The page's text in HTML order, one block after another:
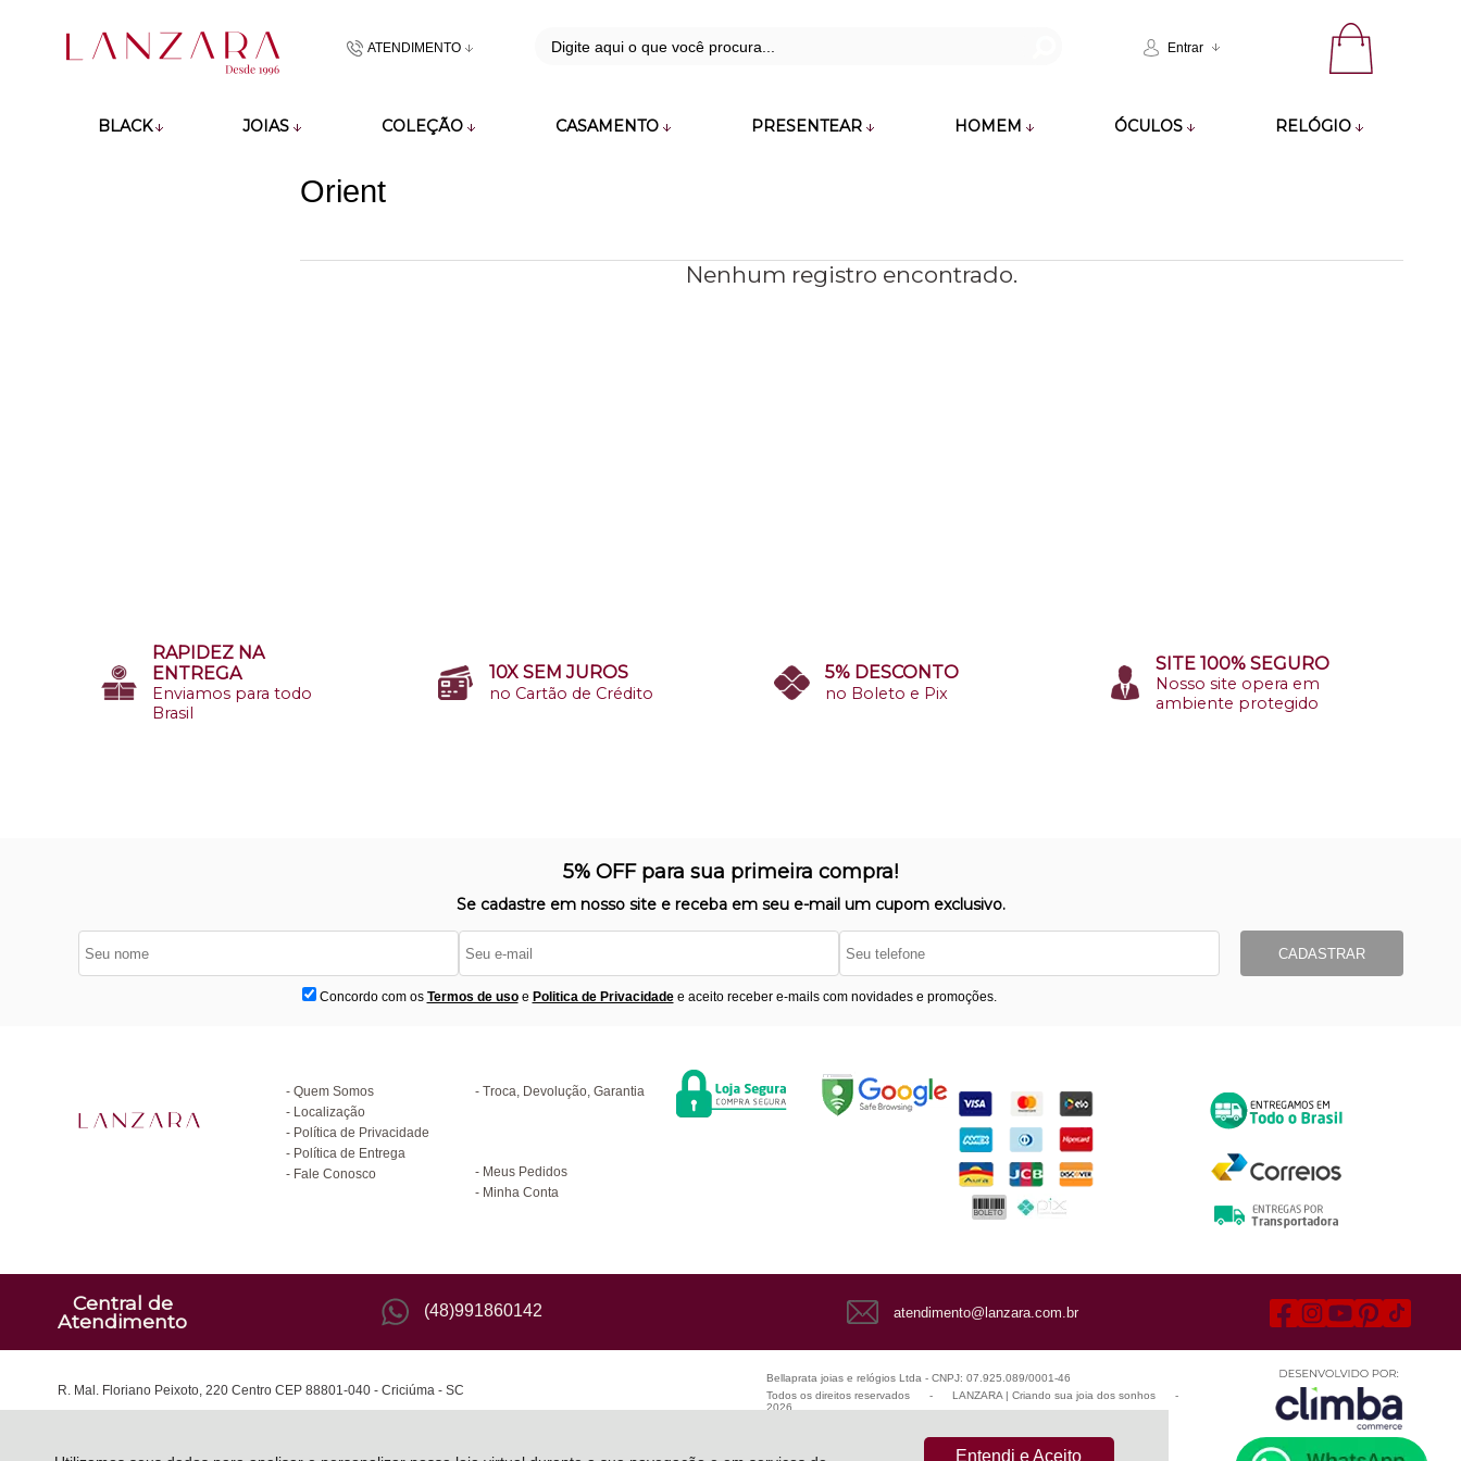
Entendi e Aceito
ATENDIMENTO
(48)991860142
Entrar
BLACK JOIAS COLEÇÃO CASAMENTO PRESENTEAR HOMEM ÓCULOS RELÓGIO
Orient
Nenhum registro encontrado.
RAPIDEZ NA
ENTREGA
Enviamos para todo
Brasil
10X SEM JUROS
no Cartão de Crédito
5% DESCONTO
no Boleto e Pix
SITE 100% SEGURO
Nosso site opera em
ambiente protegido
5% OFF para sua primeira compra!
Se cadastre em nosso site e receba em seu e-mail um cupom exclusivo.
Concordo com os Termos de usoe Politica de Privacidadee aceito receber e-mails com novidades e promoções.
CADASTRAR
Quem Somos
Localização
Política de Privacidade
Política de Entrega
Fale Conosco
Troca, Devolução, Garantia
Meus Pedidos
Minha Conta
Central de
Atendimento
(48)991860142 atendimento@lanzara.com.br
R. Mal. Floriano Peixoto, 220 Centro CEP 88801-040 - Criciúma - SC
Bellaprata joias e relógios Ltda - CNPJ: 07.925.089/0001-46
Todos os direitos reservados
- LANZARA | Criando sua joia dos sonhos
-
2026